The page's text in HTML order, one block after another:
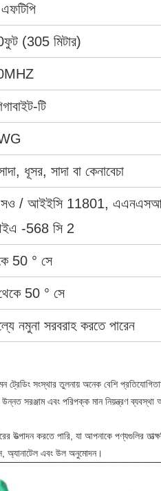
ফুট (305 মিটার)
টি
ধূসর, সাদা বা কেনাবেচা
/ আইইসি 11801,
-568 সি 2
50 ° সে
50 ° সে
নমুনা সরবরাহ করতে পারেন
ট্রেডিং সংস্থার তুলনায় অনেক বেশি
সরঞ্জাম এবং পরিপক্ক মান নিয়ন্ত্রণ
উত্পাদন করতে পারি, যা আপনাকে পণ্যগুলির
অ্যানাটেল এবং উল অনুমোদন।